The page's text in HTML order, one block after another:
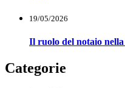
19/05/2026
Il ruolo del notaio
Categorie